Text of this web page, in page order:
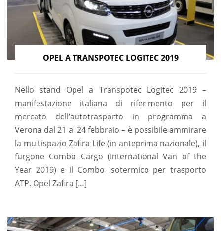
OPEL A TRANSPOTEC LOGITEC 2019
Nello stand Opel a Transpotec Logitec 2019 –
manifestazione italiana di riferimento per il
mercato dell’autotrasporto in programma a
Verona dal 21 al 24 febbraio – è possibile ammirare
la multispazio Zafira Life (in anteprima nazionale), il
furgone Combo Cargo (International Van of the
Year 2019) e il Combo isotermico per trasporto
ATP. Opel Zafira […]